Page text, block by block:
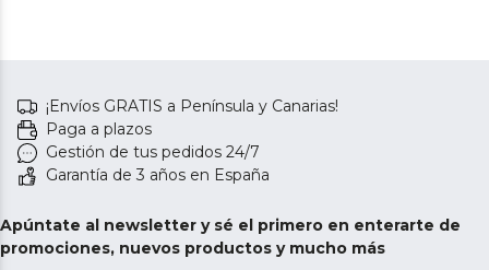
¡Envíos GRATIS a Península y Canarias!
Paga a plazos
Gestión de tus pedidos 24/7
Garantía de 3 años en España
Apúntate al newsletter y sé el primero en enterarte de
promociones, nuevos productos y mucho más